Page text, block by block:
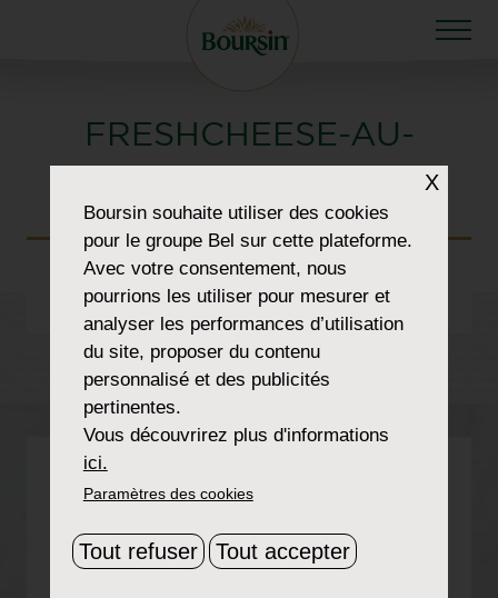
FRESHCHEESE-AU-
NEWSLETTER
X
Boursinsouhaite utiliser des cookies
pour le groupe Bel sur cette plateforme.
Avec votre consentement, nous
pourrions les utiliser pour mesurer et
analyser les performances d’utilisation
du site, proposer du contenu
personnalisé et des publicités
pertinentes.
Vous découvrirez plus d'informations
ici.
Paramètres des cookies
Tout refuser Tout accepter